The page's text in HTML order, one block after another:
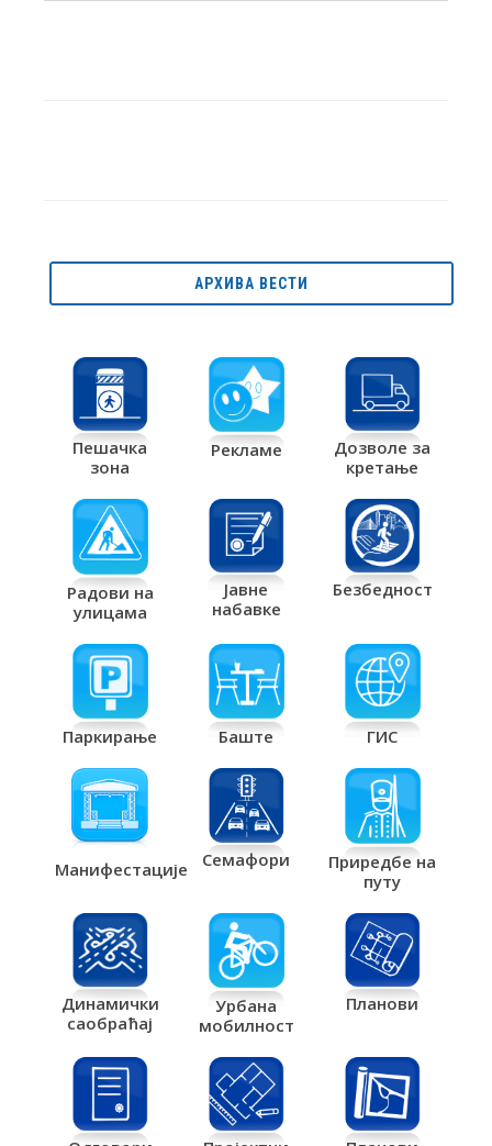
АРХИВА ВЕСТИ
Пешачка
зона
Рекламе
Дозволе за
кретање
Радови на
улицама
Јавне
набавке
Безбедност
Паркирање Баште ГИС
Манифестације Семафори
Приредбе на
путу
Динамички
саобраћај
Урбана
мобилност
Планови